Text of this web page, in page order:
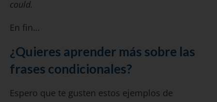
could.
En fin…
¿Quieres aprender más sobre las
frases condicionales?
Espero que te gusten estos ejemplos de